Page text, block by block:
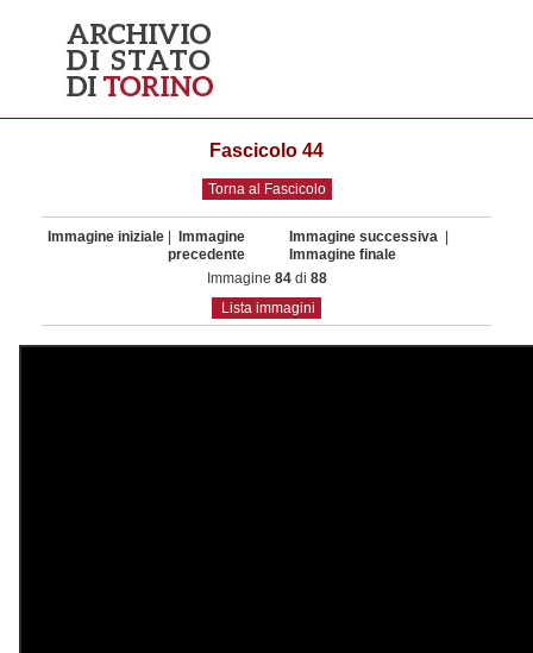
Fascicolo 44
Torna al Fascicolo
Immagine iniziale
Immagine
precedente
Immagine successiva
Immagine finale
Immagine 84di 88
Lista immagini